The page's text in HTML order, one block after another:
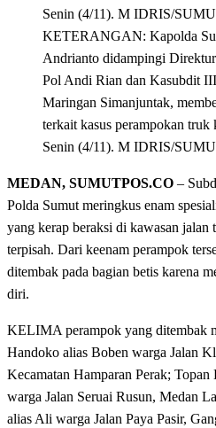
KETERANGAN: Kapolda
Andrianto didampingi
Pol Andi Rian dan Kasubdit
Maringan Simanjuntak,
terkait kasus perampokan truk
Senin (4/11). M IDRIS/
MEDAN, SUMUTPOS.CO –
Polda Sumut meringkus enam
yang kerap beraksi di kawasan jalan
terpisah. Dari keenam perampok
ditembak pada bagian betis karena
diri.
KELIMA perampok yang ditembak
Handoko alias Boben warga Jalan
Kecamatan Hamparan Perak;
warga Jalan Seruai Rusun, Medan
alias Ali warga Jalan Paya Pasir,